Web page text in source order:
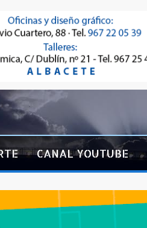
CANAL YOUTUBE